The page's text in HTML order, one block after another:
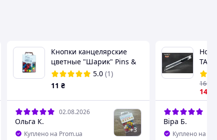
Кнопки канцелярские
цветные "Шарик" Pins &
Clips, 30 шт 5.0 (1)
11 ₴
02.08.2026
Ольга К.
Куплено на Prom.ua +3
Нож
144
160
Віра Б.
Куплено на